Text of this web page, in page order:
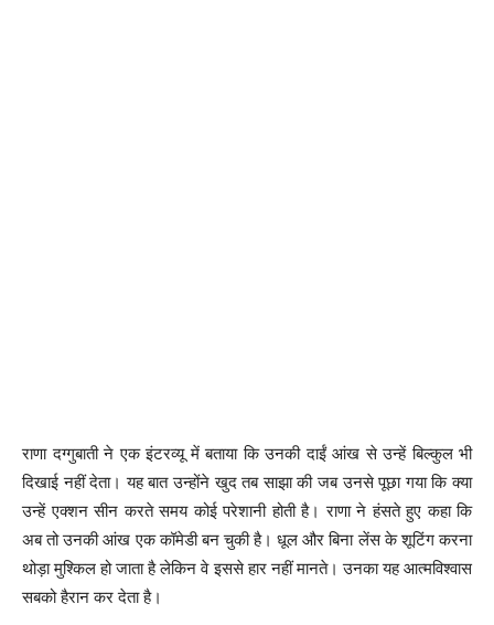
राणा दग्गुबाती ने एक इंटरव्यू में बताया कि उनकी दाईं आंख से उन्हें बिल्कुल भी
दिखाई नहीं देता। यह बात उन्होंने खुद तब साझा की जब उनसे पूछा गया कि क्या
उन्हें एक्शन सीन करते समय कोई परेशानी होती है। राणा ने हंसते हुए कहा कि
अब तो उनकी आंख एक कॉमेडी बन चुकी है। धूल और बिना लेंस के शूटिंग करना
थोड़ा मुश्किल हो जाता है लेकिन वे इससे हार नहीं मानते। उनका यह आत्मविश्वास
सबको हैरान कर देता है।